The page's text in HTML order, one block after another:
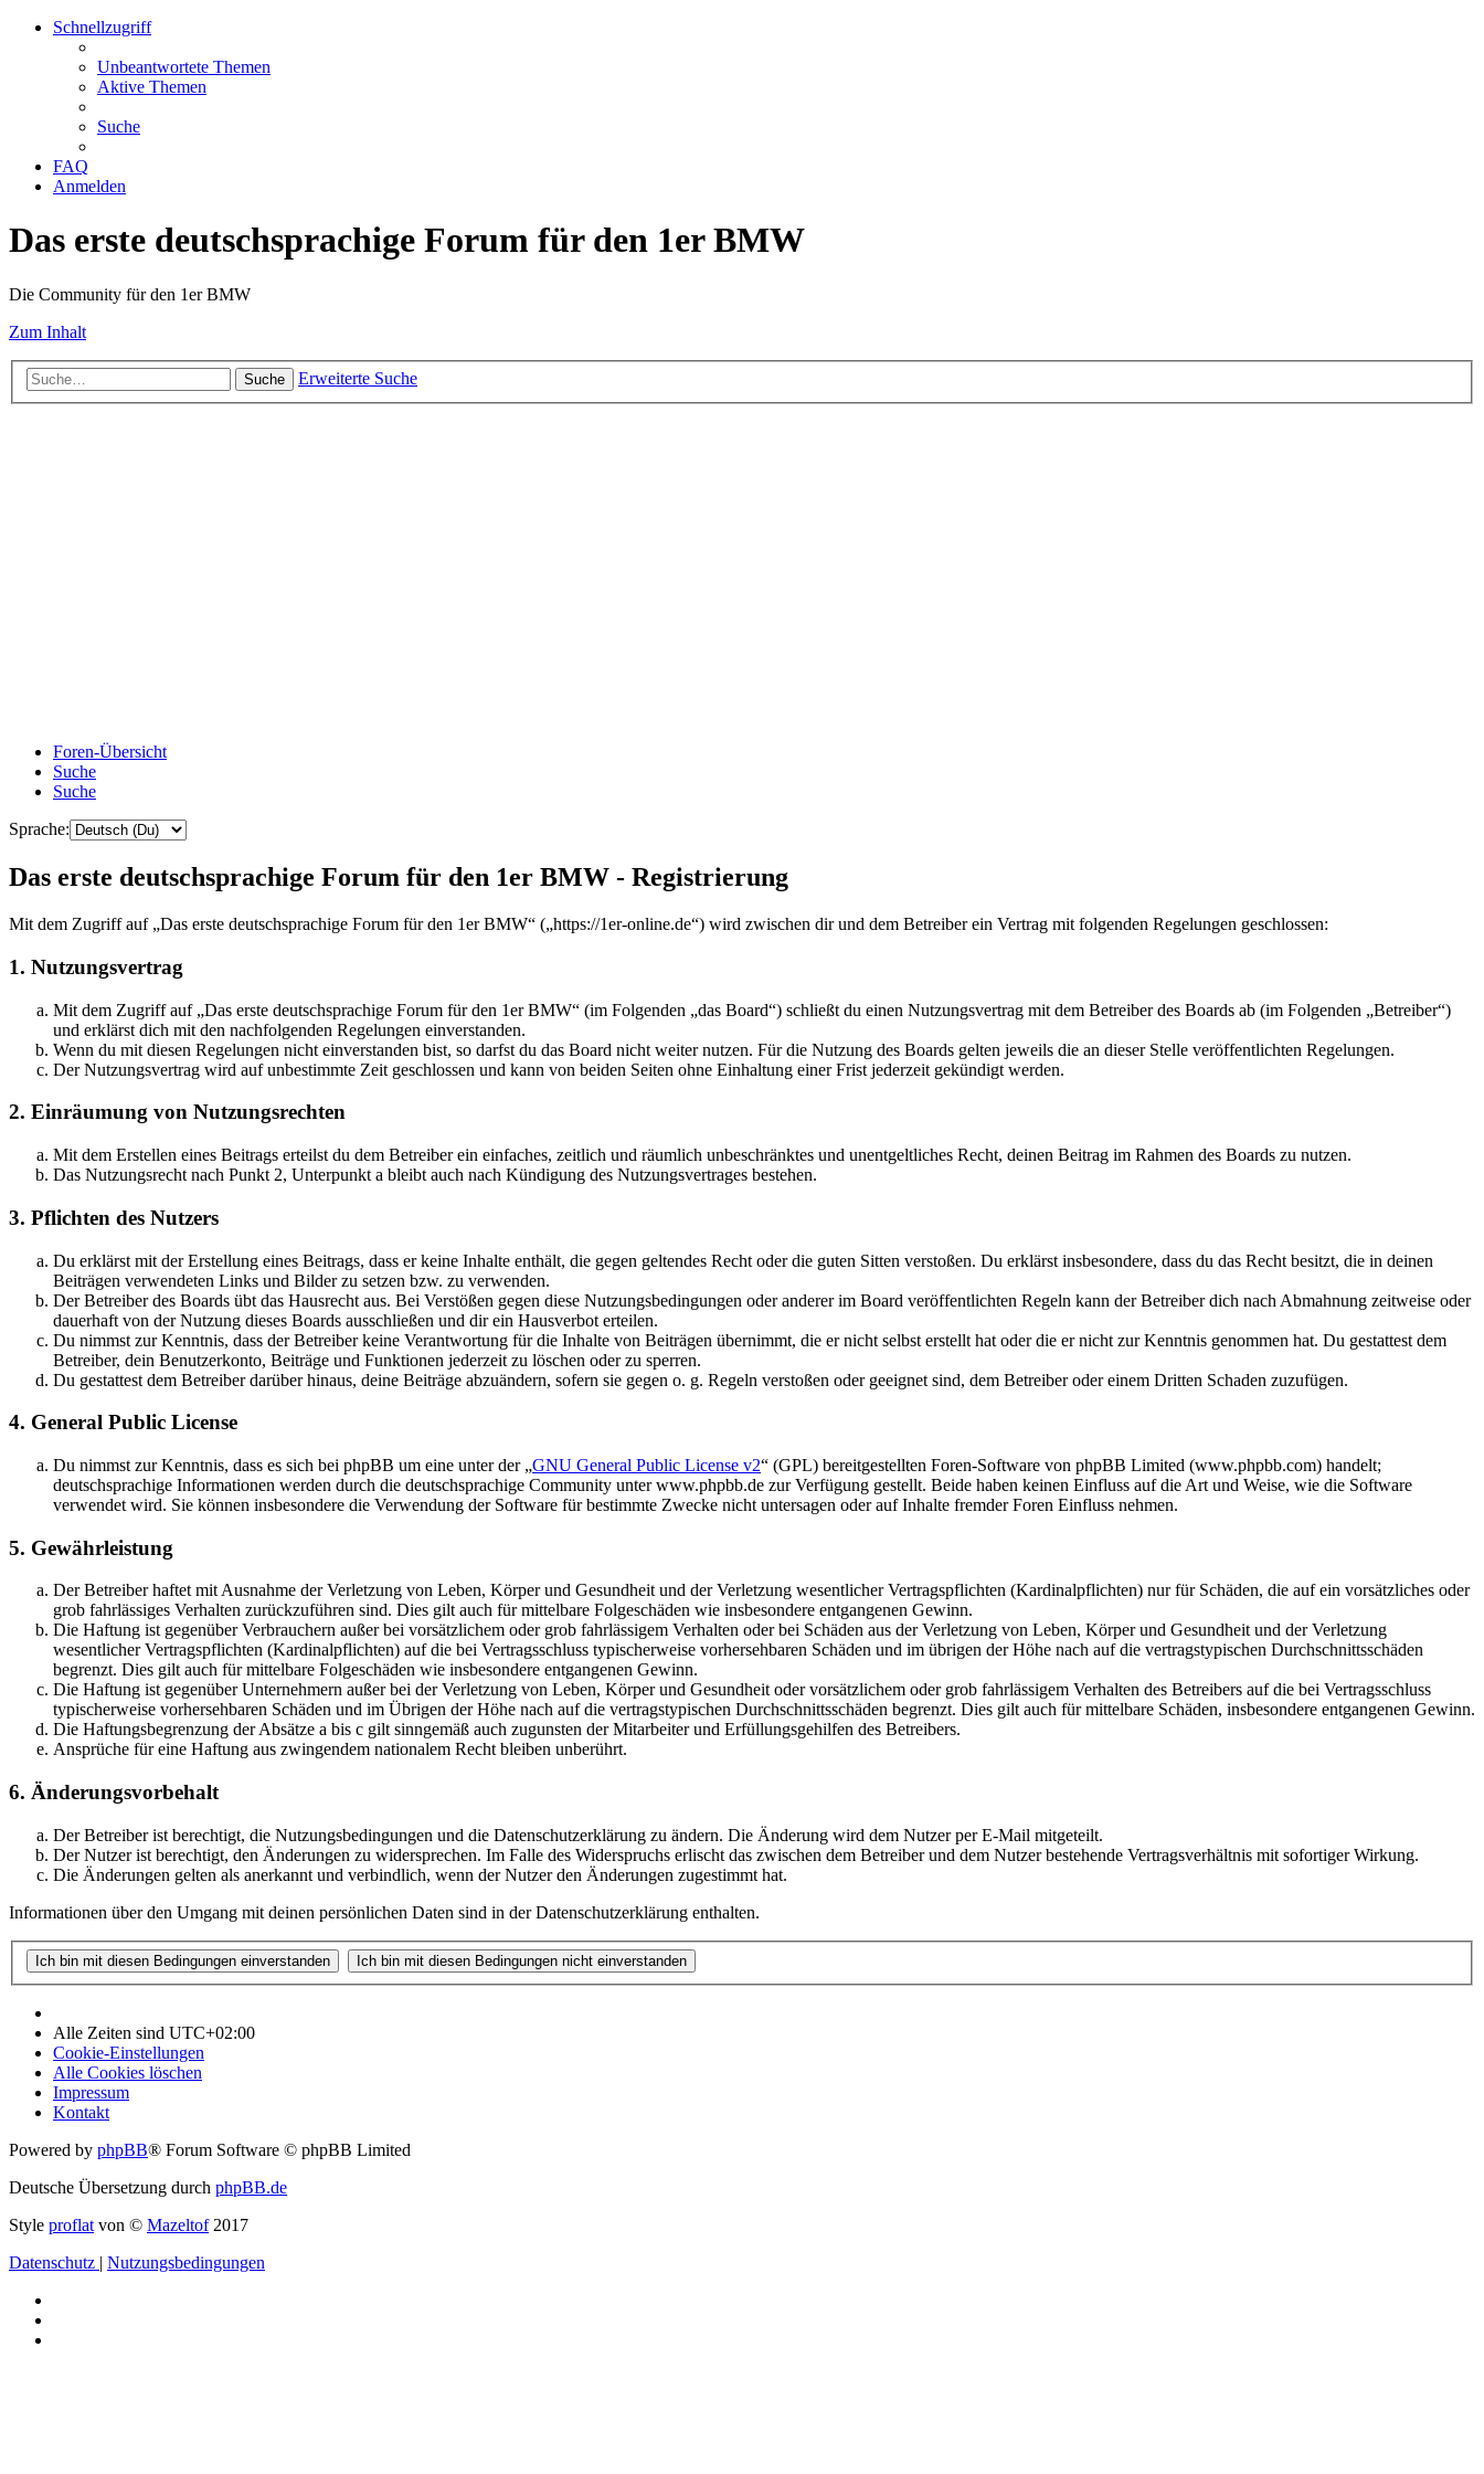
Schnellzugriff
Unbeantwortete Themen
Aktive Themen
Suche
FAQ
Anmelden
Das erste deutschsprachige Forum für den 1er BMW
Die Community für den 1er BMW
Zum Inhalt
Suche Erweiterte Suche
Foren-Übersicht
Suche
Suche
Sprache:
Das erste deutschsprachige Forum für den 1er BMW - Registrierung
Mit dem Zugriff auf „Das erste deutschsprachige Forum für den 1er BMW“ („https://1er-online.de“) wird zwischen dir und dem Betreiber ein Vertrag mit folgenden Regelungen geschlossen:
1. Nutzungsvertrag
Mit dem Zugriff auf „Das erste deutschsprachige Forum für den 1er BMW“ (im Folgenden „das Board“) schließt du einen Nutzungsvertrag mit dem Betreiber des Boards ab (im Folgenden „Betreiber“)
und erklärst dich mit den nachfolgenden Regelungen einverstanden.
Wenn du mit diesen Regelungen nicht einverstanden bist, so darfst du das Board nicht weiter nutzen. Für die Nutzung des Boards gelten jeweils die an dieser Stelle veröffentlichten Regelungen.
Der Nutzungsvertrag wird auf unbestimmte Zeit geschlossen und kann von beiden Seiten ohne Einhaltung einer Frist jederzeit gekündigt werden.
2. Einräumung von Nutzungsrechten
Mit dem Erstellen eines Beitrags erteilst du dem Betreiber ein einfaches, zeitlich und räumlich unbeschränktes und unentgeltliches Recht, deinen Beitrag im Rahmen des Boards zu nutzen.
Das Nutzungsrecht nach Punkt 2, Unterpunkt a bleibt auch nach Kündigung des Nutzungsvertrages bestehen.
3. Pflichten des Nutzers
Du erklärst mit der Erstellung eines Beitrags, dass er keine Inhalte enthält, die gegen geltendes Recht oder die guten Sitten verstoßen. Du erklärst insbesondere, dass du das Recht besitzt, die in deinen
Beiträgen verwendeten Links und Bilder zu setzen bzw. zu verwenden.
Der Betreiber des Boards übt das Hausrecht aus. Bei Verstößen gegen diese Nutzungsbedingungen oder anderer im Board veröffentlichten Regeln kann der Betreiber dich nach Abmahnung zeitweise oder
dauerhaft von der Nutzung dieses Boards ausschließen und dir ein Hausverbot erteilen.
Du nimmst zur Kenntnis, dass der Betreiber keine Verantwortung für die Inhalte von Beiträgen übernimmt, die er nicht selbst erstellt hat oder die er nicht zur Kenntnis genommen hat. Du gestattest dem
Betreiber, dein Benutzerkonto, Beiträge und Funktionen jederzeit zu löschen oder zu sperren.
Du gestattest dem Betreiber darüber hinaus, deine Beiträge abzuändern, sofern sie gegen o. g. Regeln verstoßen oder geeignet sind, dem Betreiber oder einem Dritten Schaden zuzufügen.
4. General Public License
Du nimmst zur Kenntnis, dass es sich bei phpBB um eine unter der „GNU General Public License v2“ (GPL) bereitgestellten Foren-Software von phpBB Limited (www.phpbb.com) handelt;
deutschsprachige Informationen werden durch die deutschsprachige Community unter www.phpbb.de zur Verfügung gestellt. Beide haben keinen Einfluss auf die Art und Weise, wie die Software
verwendet wird. Sie können insbesondere die Verwendung der Software für bestimmte Zwecke nicht untersagen oder auf Inhalte fremder Foren Einfluss nehmen.
5. Gewährleistung
Der Betreiber haftet mit Ausnahme der Verletzung von Leben, Körper und Gesundheit und der Verletzung wesentlicher Vertragspflichten (Kardinalpflichten) nur für Schäden, die auf ein vorsätzliches oder
grob fahrlässiges Verhalten zurückzuführen sind. Dies gilt auch für mittelbare Folgeschäden wie insbesondere entgangenen Gewinn.
Die Haftung ist gegenüber Verbrauchern außer bei vorsätzlichem oder grob fahrlässigem Verhalten oder bei Schäden aus der Verletzung von Leben, Körper und Gesundheit und der Verletzung
wesentlicher Vertragspflichten (Kardinalpflichten) auf die bei Vertragsschluss typischerweise vorhersehbaren Schäden und im übrigen der Höhe nach auf die vertragstypischen Durchschnittsschäden
begrenzt. Dies gilt auch für mittelbare Folgeschäden wie insbesondere entgangenen Gewinn.
Die Haftung ist gegenüber Unternehmern außer bei der Verletzung von Leben, Körper und Gesundheit oder vorsätzlichem oder grob fahrlässigem Verhalten des Betreibers auf die bei Vertragsschluss
typischerweise vorhersehbaren Schäden und im Übrigen der Höhe nach auf die vertragstypischen Durchschnittsschäden begrenzt. Dies gilt auch für mittelbare Schäden, insbesondere entgangenen Gewinn.
Die Haftungsbegrenzung der Absätze a bis c gilt sinngemäß auch zugunsten der Mitarbeiter und Erfüllungsgehilfen des Betreibers.
Ansprüche für eine Haftung aus zwingendem nationalem Recht bleiben unberührt.
6. Änderungsvorbehalt
Der Betreiber ist berechtigt, die Nutzungsbedingungen und die Datenschutzerklärung zu ändern. Die Änderung wird dem Nutzer per E-Mail mitgeteilt.
Der Nutzer ist berechtigt, den Änderungen zu widersprechen. Im Falle des Widerspruchs erlischt das zwischen dem Betreiber und dem Nutzer bestehende Vertragsverhältnis mit sofortiger Wirkung.
Die Änderungen gelten als anerkannt und verbindlich, wenn der Nutzer den Änderungen zugestimmt hat.
Informationen über den Umgang mit deinen persönlichen Daten sind in der Datenschutzerklärung enthalten.
Alle Zeiten sind UTC+02:00
Cookie-Einstellungen
Alle Cookies löschen
Impressum
Kontakt
Powered by phpBB® Forum Software © phpBB Limited
Deutsche Übersetzung durch phpBB.de
Style proflat von © Mazeltof2017
Datenschutz | Nutzungsbedingungen